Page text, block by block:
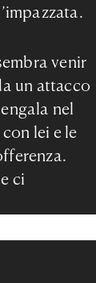
venir
un attacco
nel
lei e le
ci